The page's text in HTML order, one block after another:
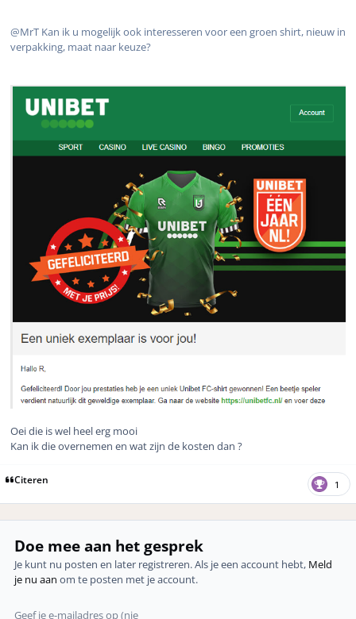
@MrT Kan ik u mogelijk ook interesseren voor een groen shirt, nieuw in
verpakking, maat naar keuze?
Oei die is wel heel erg mooi
Kan ik die overnemen en wat zijn de kosten dan ?
Citeren 1
Doe mee aan het gesprek
Je kunt nu posten en later registreren. Als je een account hebt, Meld
je nu aan om te posten met je account.